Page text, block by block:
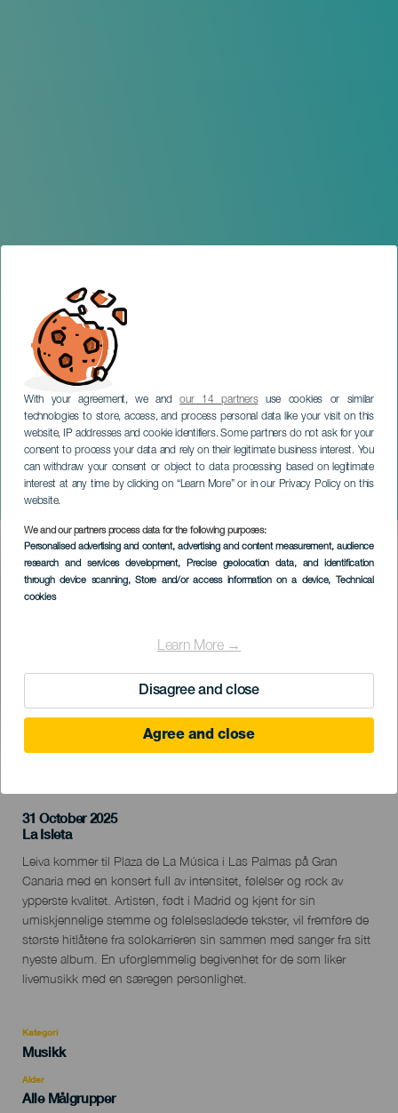
With your agreement, we andour 14 partnersuse cookies or similar
technologies to store, access, and process personal data like your visit on this
website, IP addresses and cookie identifiers. Some partners do not ask for your
consent to process your data and rely on their legitimate business interest. You
can withdraw your consent or object to data processing based on legitimate
interest at any time by clicking on “Learn More” or in our Privacy Policy on this
website.
We and our partners process data for the following purposes:
Personalised advertising and content, advertising and content measurement, audience
research and services development, Precise geolocation data, and identification
through device scanning, Store and/or access information on a device, Technical
cookies
Learn More →
Disagree and close
Agree and close
Leiva i konsert
GRAN CANARIA
Imagen
Listado
31 October 2025
Localidad
La Isleta
Descripción
del
evento
Leiva kommer til Plaza de La Música i Las Palmas på Gran
Canaria med en konsert full av intensitet, følelser og rock av
ypperste kvalitet. Artisten, født i Madrid og kjent for sin
umiskjennelige stemme og følelsesladede tekster, vil fremføre de
største hitlåtene fra solokarrieren sin sammen med sanger fra sitt
nyeste album. En uforglemmelig begivenhet for de som liker
livemusikk med en særegen personlighet.
Kategori
Categoría
evento
Musikk
Alder
Edad
Alle Målgrupper